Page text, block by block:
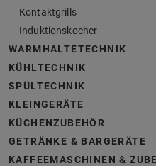
Kontaktgrills
Induktionskocher
WARMHALTETECHNIK
KÜHLTECHNIK
SPÜLTECHNIK
KLEINGERÄTE
KÜCHENZUBEHÖR
GETRÄNKE & BARGERÄTE
KAFFEEMASCHINEN &